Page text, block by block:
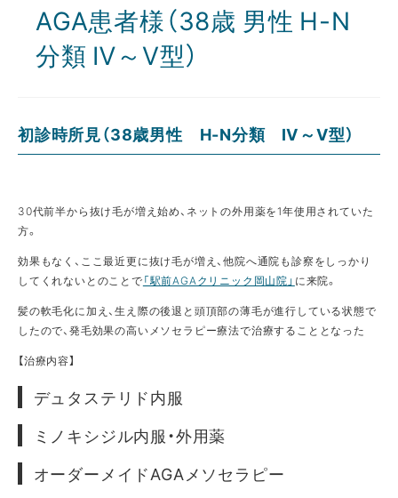
AGA患者様（38歳 男性 H-N
分類 Ⅳ～Ⅴ型）
初診時所見（38歳男性 H-N分類 Ⅳ～Ⅴ型）
30代前半から抜け毛が増え始め、ネットの外用薬を1年使用されていた
方。
効果もなく、ここ最近更に抜け毛が増え、他院へ通院も診察をしっかり
してくれないとのことで「駅前AGAクリニック岡山院」 に来院。
髪の軟毛化に加え、生え際の後退と頭頂部の薄毛が進行している状態で
したので、発毛効果の高いメソセラピー療法で治療することとなった
【治療内容】
デュタステリド内服
ミノキシジル内服・外用薬
オーダーメイドAGAメソセラピー